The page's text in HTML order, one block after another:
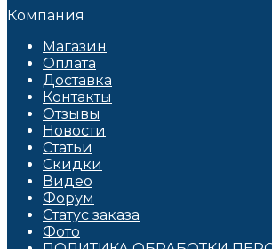
Компания
Магазин
Оплата
Доставка
Контакты
Отзывы
Новости
Статьи
Скидки
Видео
Форум
Статус заказа
Фото